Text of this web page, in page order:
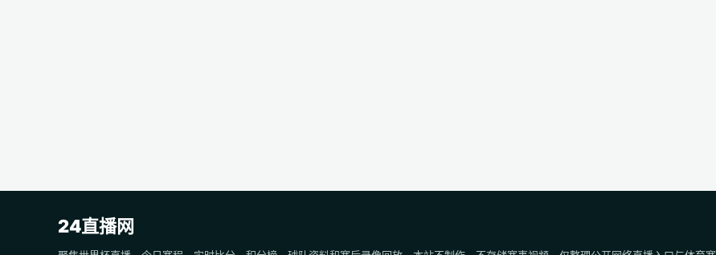
24直播网